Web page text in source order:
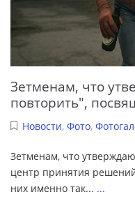
Зетменам, что
повторить",
Новости, Фото,
Зетменам, что
центр принятия
них именно так... ...